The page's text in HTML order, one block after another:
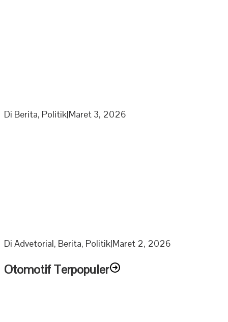
Di Berita, Politik|Maret 3, 2026
Di Advetorial, Berita, Politik|Maret 2, 2026
Otomotif Terpopuler